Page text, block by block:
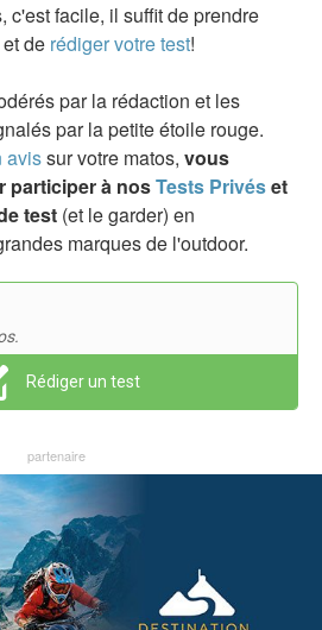
c'est facile, il suffit de prendre
de rédiger votre test!
par la rédaction et les
par la petite étoile rouge.
avissur votre matos, vous
participer à nosTests Privéset
test (et le garder) en
marques de l'outdoor.
Rédiger un test